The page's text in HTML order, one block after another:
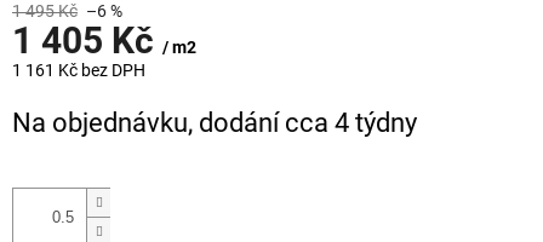
1 495 Kč –6 %
1 405 Kč / m2
1 161 Kč bez DPH
cena:
Na objednávku, dodání cca 4 týdny